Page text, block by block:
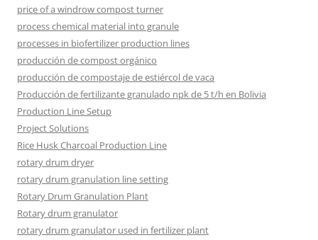
price of a windrow compost turner
process chemical material into granule
processes in biofertilizer production lines
producción de compost orgánico
producción de compostaje de estiércol de vaca
Producción de fertilizante granulado npk de 5 t/h en Bolivia
Production Line Setup
Project Solutions
Rice Husk Charcoal Production Line
rotary drum dryer
rotary drum granulation line setting
Rotary Drum Granulation Plant
Rotary drum granulator
rotary drum granulator used in fertilizer plant